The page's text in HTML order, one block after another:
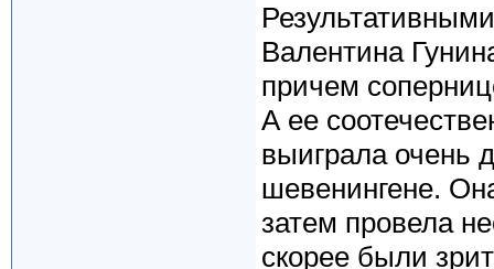
Валентина
причем
А ее
выиграла очень
шевенингене.
затем провела
скорее были